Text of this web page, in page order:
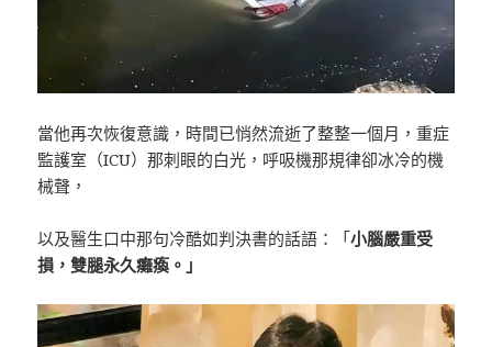
當他再次恢復意識，時間已悄然流逝了整整一個月，重症
監護室（ICU）那刺眼的白光，呼吸機那規律卻冰冷的機
械聲，
以及醫生口中那句冷酷如判決書的話語：「小腦嚴重受
損，雙腿永久癱瘓。」